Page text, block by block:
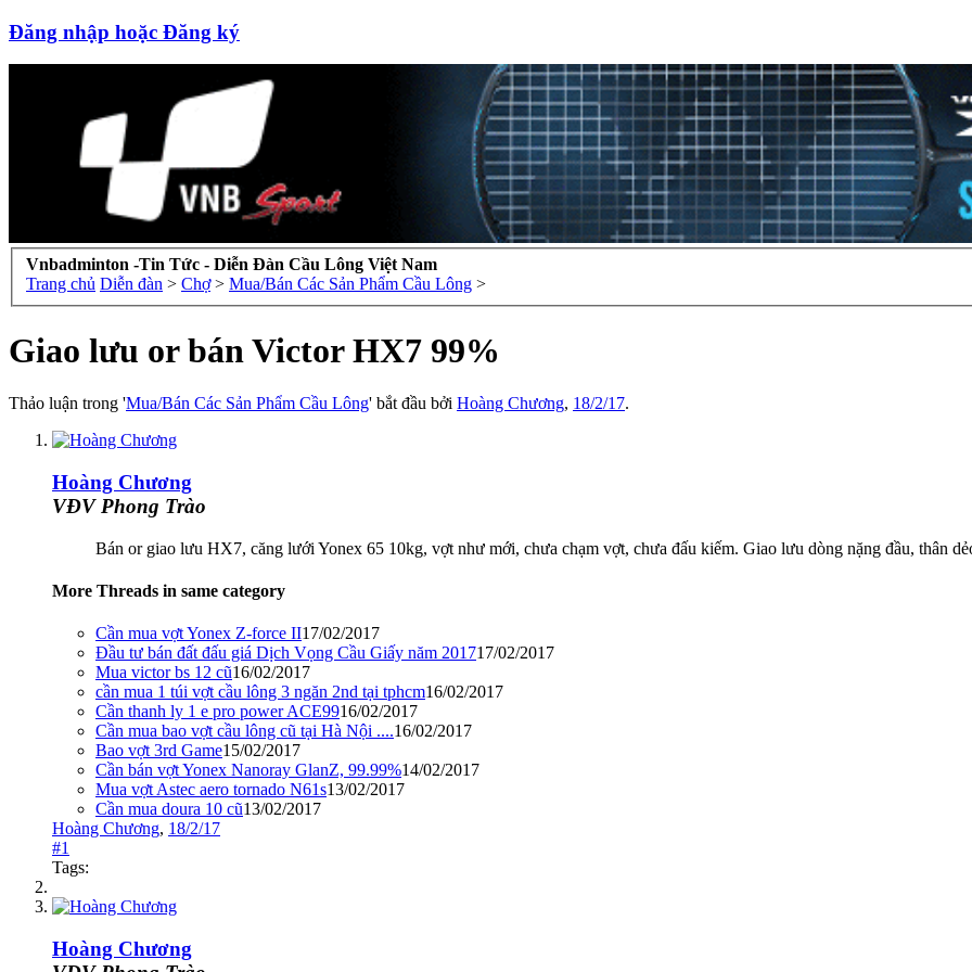
Đăng nhập hoặc Đăng ký
Vnbadminton -Tin Tức - Diễn Đàn Cầu Lông Việt Nam
Trang chủ Diễn đàn > Chợ > Mua/Bán Các Sản Phẩm Cầu Lông >
Giao lưu or bán Victor HX7 99%
Thảo luận trong 'Mua/Bán Các Sản Phẩm Cầu Lông' bắt đầu bởi Hoàng Chương, 18/2/17.
Hoàng Chương
VĐV Phong Trào
Bán or giao lưu HX7, căng lưới Yonex 65 10kg, vợt như mới, chưa chạm vợt, chưa đấu kiếm. Giao lưu dòng nặng đầu, thân
More Threads in same category
Cần mua vợt Yonex Z-force II17/02/2017
Đầu tư bán đất đấu giá Dịch Vọng Cầu Giấy năm 201717/02/2017
Mua victor bs 12 cũ16/02/2017
cần mua 1 túi vợt cầu lông 3 ngăn 2nd tại tphcm16/02/2017
Cần thanh ly 1 e pro power ACE9916/02/2017
Cần mua bao vợt cầu lông cũ tại Hà Nội ....16/02/2017
Bao vợt 3rd Game15/02/2017
Cần bán vợt Yonex Nanoray GlanZ, 99.99%14/02/2017
Mua vợt Astec aero tornado N61s13/02/2017
Cần mua doura 10 cũ13/02/2017
Hoàng Chương, 18/2/17
#1
Tags:
Hoàng Chương